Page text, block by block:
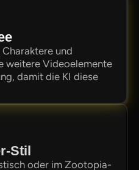
und
weitere Videoelemente
damit die KI diese
Stil
oder im Zootopia-